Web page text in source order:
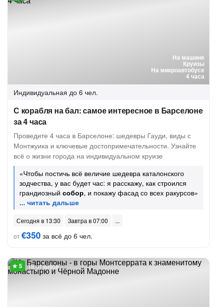
На машине
Круизы
На микроавтобусе
4 часа
Индивидуальная до 6 чел.
С корабля на бал: самое интересное в Барселоне
за 4 часа
Проведите 4 часа в Барселоне: шедевры Гауди, виды с
Монтжуика и ключевые достопримечательности. Узнайте
всё о жизни города на индивидуальном круизе
«Чтобы постичь всё величие шедевра каталонского
зодчества, у вас будет час: я расскажу, как строился
грандиозный собор, и покажу фасад со всех ракурсов»
Сегодня в 13:30
Завтра в 07:00
от€350 за всё до 6 чел.
18 отзывов